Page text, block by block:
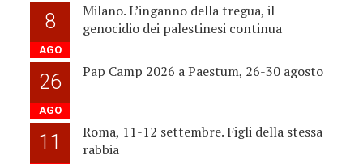
8
AGO
Milano. L’inganno della tregua, il
genocidio dei palestinesi continua
26
AGO
Pap Camp 2026 a Paestum, 26-30 agosto
11
Roma, 11-12 settembre. Figli della stessa
rabbia